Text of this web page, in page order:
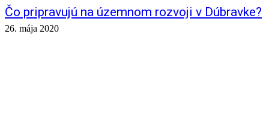
Čo pripravujú na územnom rozvoji v Dúbravke?
26. mája 2020